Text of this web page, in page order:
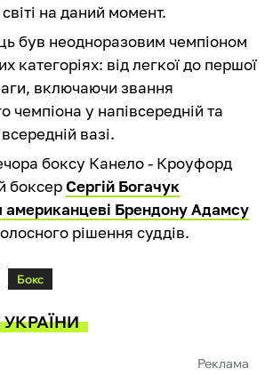
на даний момент.
був неодноразовим чемпіоном
категоріях: від легкої до першої
включаючи звання
чемпіона у напівсередній та
вазі.
боксу Канело - Кроуфорд
боксерСергій Богачук
американцеві Брендону Адамсу
рішення суддів.
Бокс
Реклама